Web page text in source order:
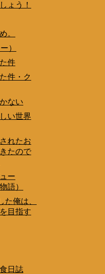
ょう！
。
）
件
件・ク
ない
い世界
れたお
たので
ー
語）
俺は、
目指す
日誌